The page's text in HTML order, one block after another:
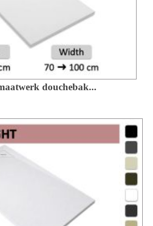
douchebak...